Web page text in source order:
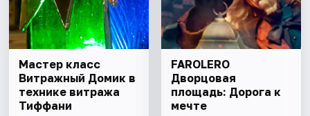
Мастер класс
Витражный Домик в
технике витража
Тиффани
FAROLERO
Дворцовая
площадь: Дорога к
мечте